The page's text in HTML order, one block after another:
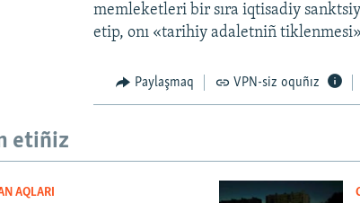
memleketleri bir sıra iqtisadiy
etip, onı «tarihiy adaletniñ
Paylaşmaq VPN-siz oquñız
etiñiz
AQLARI